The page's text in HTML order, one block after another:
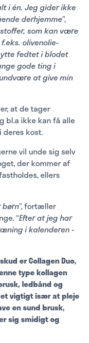
i én. Jeg gider ikke
derhjemme”,
som kan være
olivenolie-
fedtet i blodet
gode ting i
at give min
at de tager
bl.a ikke kan få alle
deres kost.
vil unde sig selv
der kommer af
ellers
børn”, fortæller
“Efter at jeg har
i kalenderen -
er Collagen Duo,
type kollagen
ledbånd og
vigtigt især at pleje
en sund brusk,
sig smidigt og